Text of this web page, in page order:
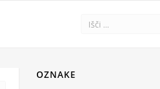
OZNAKE